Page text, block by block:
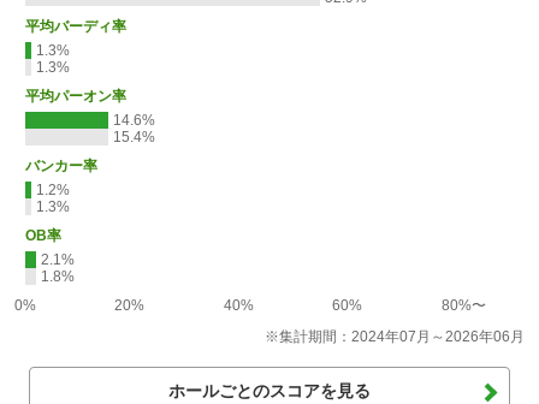
平均バーディ率
1.3%
1.3%
平均パーオン率
14.6%
15.4%
バンカー率
1.2%
1.3%
OB率
2.1%
1.8%
0%
20% 40% 60%
80%〜
※集計期間：2024年07月～2026年06月
ホールごとのスコアを見る